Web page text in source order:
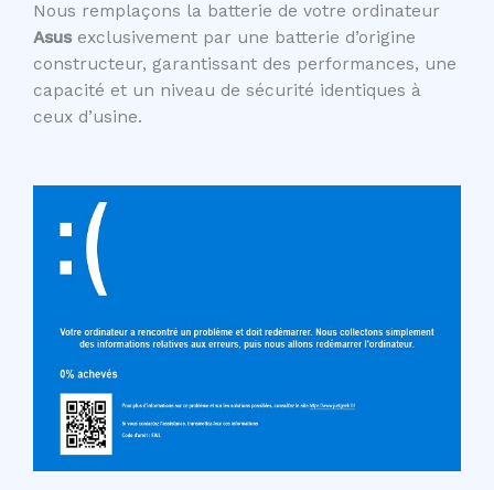
Nous remplaçons la batterie de votre ordinateur
Asusexclusivement par une batterie d’origine
constructeur, garantissant des performances, une
capacité et un niveau de sécurité identiques à
ceux d’usine.